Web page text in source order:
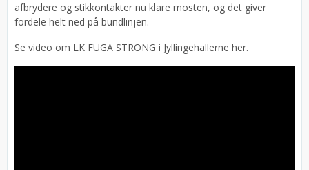
afbrydere og stikkontakter nu klare mosten, og det giver
fordele helt ned på bundlinjen.
Se video om LK FUGA STRONG i Jyllingehallerne her.